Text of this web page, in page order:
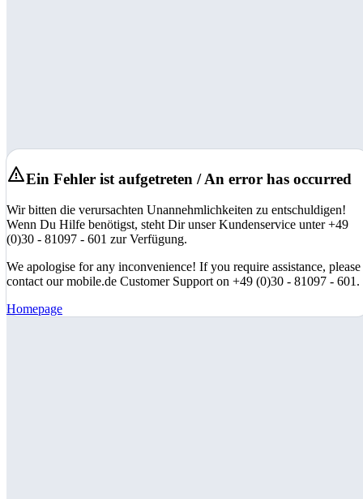
Ein Fehler ist aufgetreten / An error has occurred
Wir bitten die verursachten Unannehmlichkeiten zu entschuldigen!
Wenn Du Hilfe benötigst, steht Dir unser Kundenservice unter +49
(0)30 - 81097 - 601 zur Verfügung.
We apologise for any inconvenience! If you require assistance, please
contact our mobile.de Customer Support on +49 (0)30 - 81097 - 601.
Homepage